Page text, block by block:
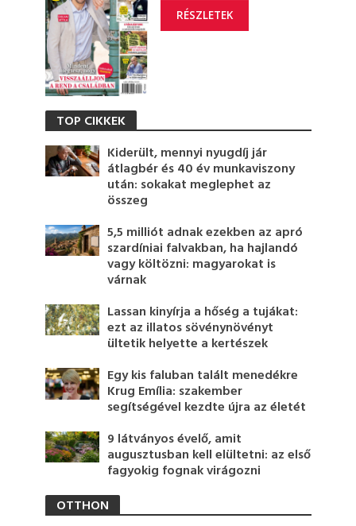
RÉSZLETEK
TOP CIKKEK
Kiderült, mennyi nyugdíj jár
átlagbér és 40 év munkaviszony
után: sokakat meglephet az
összeg
5,5 milliót adnak ezekben az apró
szardíniai falvakban, ha hajlandó
vagy költözni: magyarokat is
várnak
Lassan kinyírja a hőség a tujákat:
ezt az illatos sövénynövényt
ültetik helyette a kertészek
Egy kis faluban talált menedékre
Krug Emília: szakember
segítségével kezdte újra az életét
9 látványos évelő, amit
augusztusban kell elültetni: az első
fagyokig fognak virágozni
OTTHON